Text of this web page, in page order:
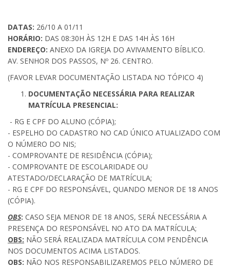
DATAS: 26/10 A 01/11
HORÁRIO: DAS 08:30H ÀS 12H E DAS 14H ÀS 16H
ENDEREÇO: ANEXO DA IGREJA DO AVIVAMENTO BÍBLICO.
AV. SENHOR DOS PASSOS, Nº 26. CENTRO.
(FAVOR LEVAR DOCUMENTAÇÃO LISTADA NO TÓPICO 4)
DOCUMENTAÇÃO NECESSÁRIA PARA REALIZAR
MATRÍCULA PRESENCIAL:
- RG E CPF DO ALUNO (CÓPIA);
- ESPELHO DO CADASTRO NO CAD ÚNICO ATUALIZADO COM
O NÚMERO DO NIS;
- COMPROVANTE DE RESIDÊNCIA (CÓPIA);
- COMPROVANTE DE ESCOLARIDADE OU
ATESTADO/DECLARAÇÃO DE MATRÍCULA;
- RG E CPF DO RESPONSÁVEL, QUANDO MENOR DE 18 ANOS
(CÓPIA).
OBS: CASO SEJA MENOR DE 18 ANOS, SERÁ NECESSÁRIA A
PRESENÇA DO RESPONSÁVEL NO ATO DA MATRÍCULA;
OBS: NÃO SERÁ REALIZADA MATRÍCULA COM PENDÊNCIA
NOS DOCUMENTOS ACIMA LISTADOS.
OBS: NÃO NOS RESPONSABILIZAREMOS PELO NÚMERO DE